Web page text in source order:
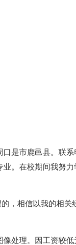
市鹿邑县。联系
。在校期间我努
，相信以我的相关
处理。因工资较低